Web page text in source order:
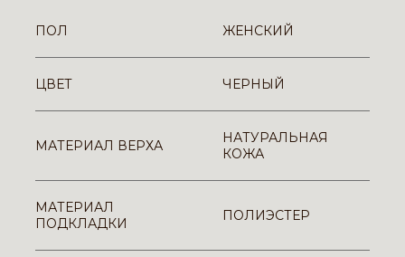
ПОЛ ЖЕНСКИЙ
ЦВЕТ ЧЕРНЫЙ
МАТЕРИАЛ ВЕРХА
НАТУРАЛЬНАЯ
КОЖА
МАТЕРИАЛ
ПОДКЛАДКИ
ПОЛИЭСТЕР